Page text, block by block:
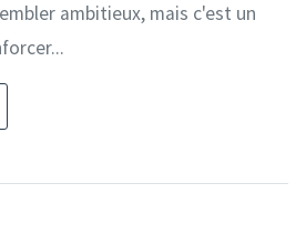
ambitieux, mais c'est un